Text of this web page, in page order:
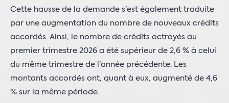
Cette hausse de la demande s’est également traduite
par une augmentation du nombre de nouveaux crédits
accordés. Ainsi, le nombre de crédits octroyés au
premier trimestre 2026 a été supérieur de 2,6 % à celui
du même trimestre de l’année précédente. Les
montants accordés ont, quant à eux, augmenté de 4,6
% sur la même période.